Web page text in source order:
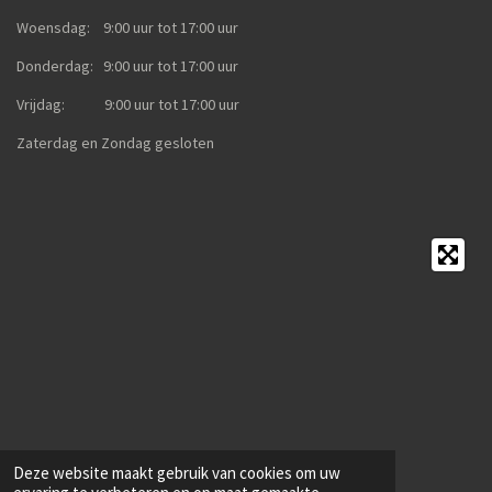
Deze website maakt gebruik van cookies om uw
Woensdag: 9:00 uur tot 17:00 uur
Donderdag: 9:00 uur tot 17:00 uur
Vrijdag: 9:00 uur tot 17:00 uur
Zaterdag en Zondag gesloten